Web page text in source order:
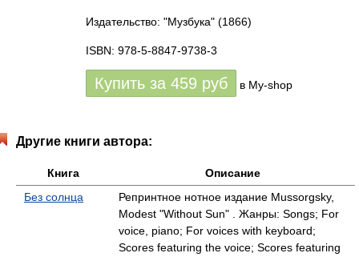
Издательство: "Музбука" (1866)
ISBN: 978-5-8847-9738-3
Купить за 459 руб в My-shop
Другие книги автора:
Книга
Описание
Без солнца
Репринтное нотное издание Mussorgsky,
Modest "Without Sun" . Жанры: Songs; For
voice, piano; For voices with keyboard;
Scores featuring the voice; Scores featuring